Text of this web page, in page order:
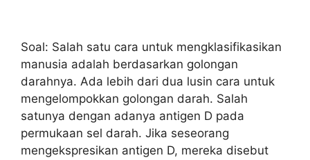
Soal: Salah satu cara untuk mengklasifikasikan
manusia adalah berdasarkan golongan
darahnya. Ada lebih dari dua lusin cara untuk
mengelompokkan golongan darah. Salah
satunya dengan adanya antigen D pada
permukaan sel darah. Jika seseorang
mengekspresikan antigen D, mereka disebut